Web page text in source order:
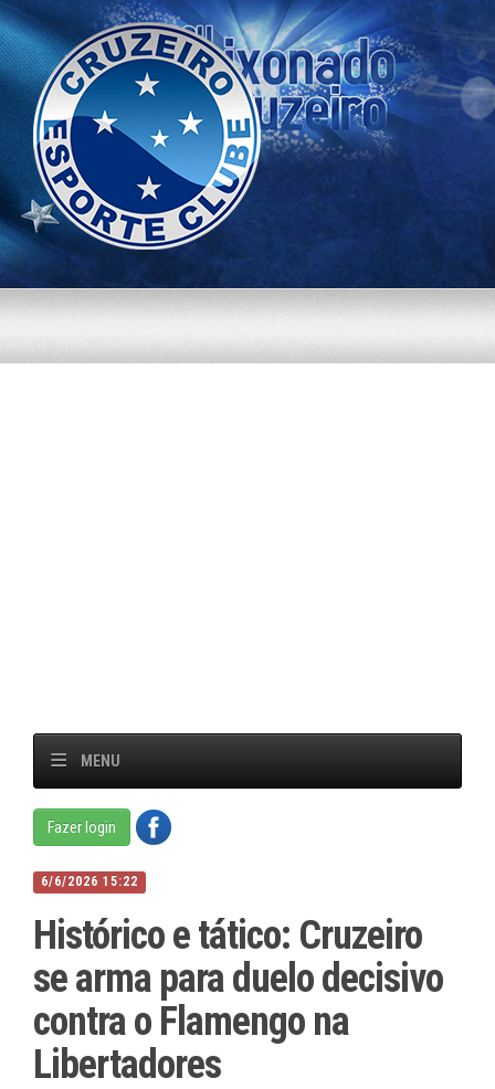
MENU
Fazer login
6/6/2026 15:22
Histórico e tático: Cruzeiro
se arma para duelo decisivo
contra o Flamengo na
Libertadores